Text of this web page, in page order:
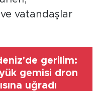
vatandaşlar
gerilim:
gemisi dron
uğradı